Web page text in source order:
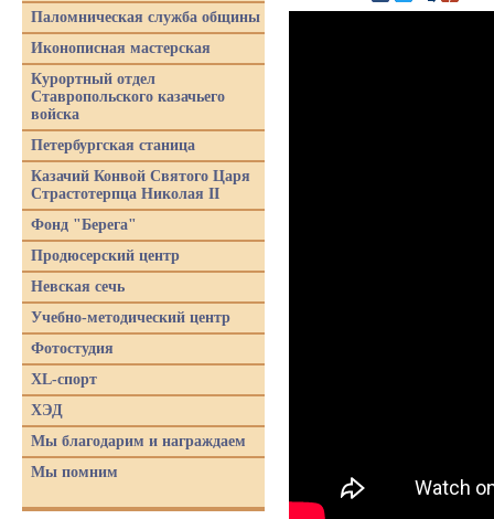
Паломническая служба общины
Иконописная мастерская
Курортный отдел
Ставропольского казачьего
войска
Петербургская станица
Казачий Конвой Святого Царя
Страстотерпца Николая II
Фонд "Берега"
Продюсерский центр
Невская сечь
Учебно-методический центр
Фотостудия
XL-спорт
ХЭД
Мы благодарим и награждаем
Мы помним